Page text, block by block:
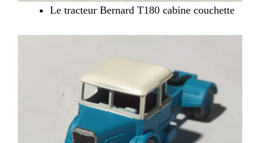
Le tracteur Bernard T180 cabine couchette